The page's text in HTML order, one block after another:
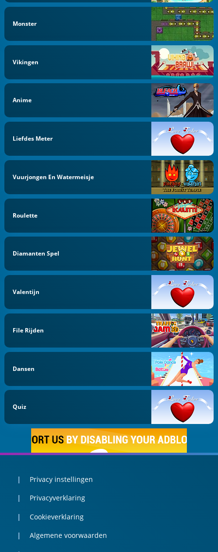
Monster
Vikingen
Anime
Liefdes Meter
Vuurjongen En Watermeisje
Roulette
Diamanten Spel
Valentijn
File Rijden
Dansen
Quiz
Privacy instellingen
Privacyverklaring
Cookieverklaring
Algemene voorwaarden